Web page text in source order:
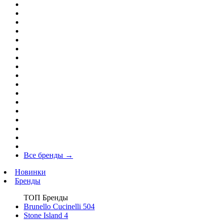
Все бренды →
Новинки
Бренды
ТОП Бренды
Brunello Cucinelli 504
Stone Island 4